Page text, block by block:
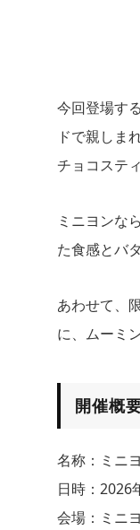
今回登場す
ドで親しま
チョコステ
ミニヨンな
た食感とバ
あわせて、
に、ムーミ
開催概
名称：ミニ
日時：2026
会場：ミニ